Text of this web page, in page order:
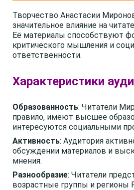
Творчество Анастасии
значительное влияние на
Её материалы способствуют
критического мышления и
ответственности.
Характеристики
Образованность: Читатели
правило, имеют высшее
интересуются социальными
Активность: Аудитория
обсуждении материалов и
мнения.
Разнообразие: Читатели
возрастные группы и регионы